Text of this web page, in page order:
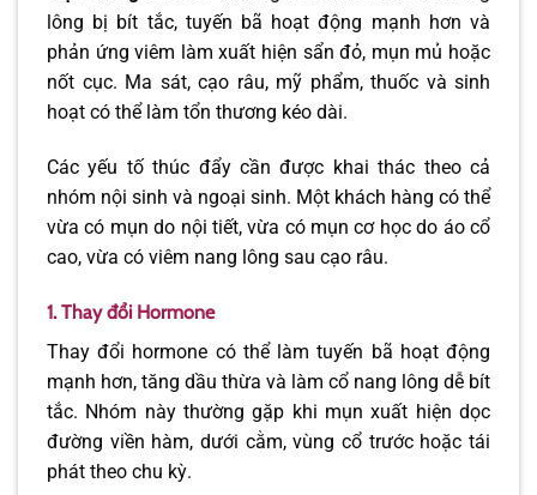
lông bị bít tắc, tuyến bã hoạt động mạnh hơn và
phản ứng viêm làm xuất hiện sẩn đỏ, mụn mủ hoặc
nốt cục. Ma sát, cạo râu, mỹ phẩm, thuốc và sinh
hoạt có thể làm tổn thương kéo dài.
Các yếu tố thúc đẩy cần được khai thác theo cả
nhóm nội sinh và ngoại sinh. Một khách hàng có thể
vừa có mụn do nội tiết, vừa có mụn cơ học do áo cổ
cao, vừa có viêm nang lông sau cạo râu.
1. Thay đổi Hormone
Thay đổi hormone có thể làm tuyến bã hoạt động
mạnh hơn, tăng dầu thừa và làm cổ nang lông dễ bít
tắc. Nhóm này thường gặp khi mụn xuất hiện dọc
đường viền hàm, dưới cằm, vùng cổ trước hoặc tái
phát theo chu kỳ.